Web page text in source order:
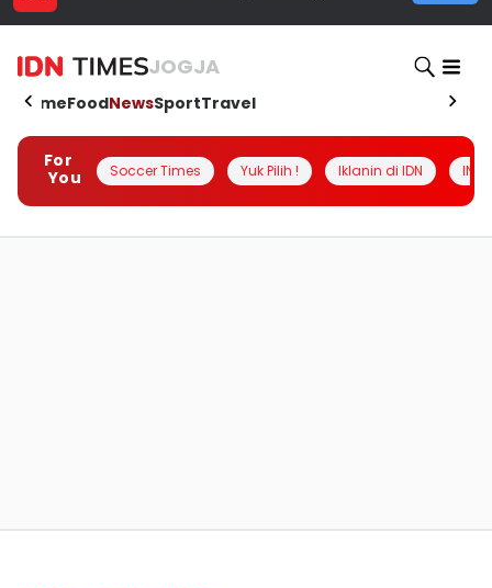
JOGJA
HomeFoodNewsSportTravel
For
You
Soccer Times Yuk Pilih ! Iklanin di IDN